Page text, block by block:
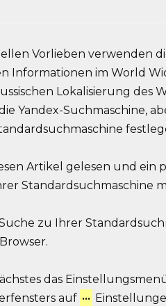
Vorlieben verwenden
Informationen im World
Lokalisierung des
Yandex-Suchmaschine,
Artikel gelesen und
Standardsuchmaschine
zu Ihrer
das
auf •••